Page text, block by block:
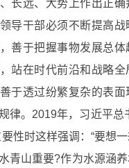
长远、大势上作出正
导干部必须不断提高
善于把握事物发展总
站在时代前沿和战略
于透过纷繁复杂的表
律。2019年，习近平总
性时这样强调：“要想
青山重要?作为水源涵